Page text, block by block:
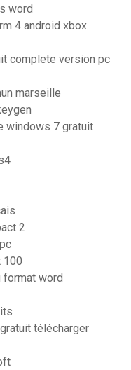
word
4 android xbox
complete version pc
marseille
windows 7 gratuit
2
100
format word
télécharger